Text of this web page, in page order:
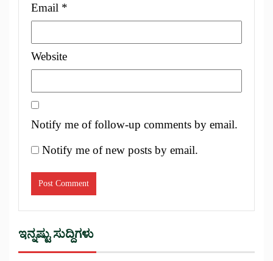
Email *
Website
Notify me of follow-up comments by email.
Notify me of new posts by email.
ಇನ್ನಷ್ಟು ಸುದ್ದಿಗಳು